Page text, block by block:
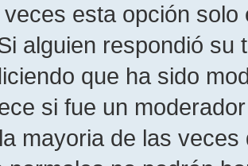
esta opción
alguien respondió
que ha sido
si fue un
mayoria de las